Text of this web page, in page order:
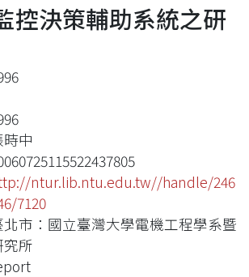
控決策輔助系統之研
時中
ntur.lib.ntu.edu.tw//handle/246
7120
北市：國立臺灣大學電機工程學系暨
究所